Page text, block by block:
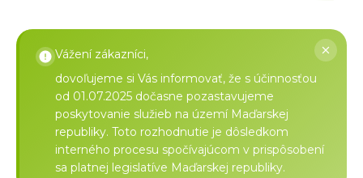
Vážení zákazníci,
dovoľujeme si Vás informovať, že s účinnosťou
od 01.07.2025 dočasne pozastavujeme
poskytovanie služieb na území Maďarskej
republiky. Toto rozhodnutie je dôsledkom
interného procesu spočívajúcom v prispôsobení
sa platnej legislatíve Maďarskej republiky.